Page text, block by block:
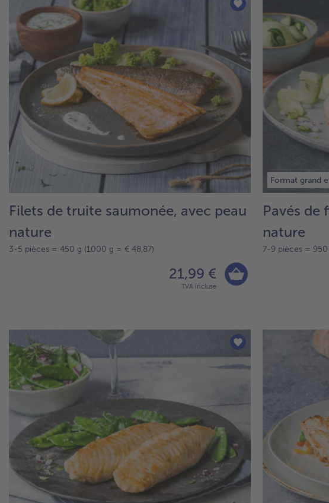
Filets de truite saumonée, avec peau
nature
3-5 pièces = 450 g (1000 g = € 48,87)
21,99 €
TVA incluse
Format grand
Pavés de
nature
7-9 pièces =